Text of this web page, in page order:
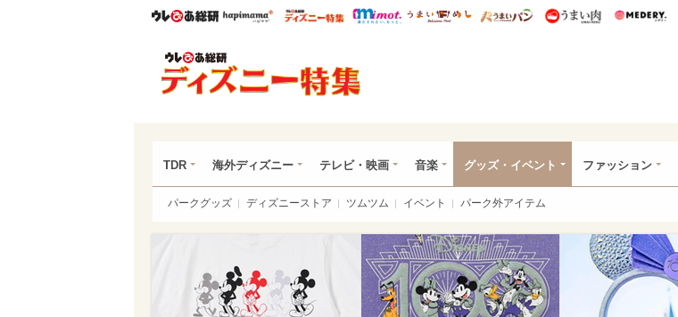
ウレぴあ総研ハピママ* ウレぴあ総研 ディズニー特集
mimot. うまいめし うまいパン うまい肉
TDR 海外ディズニー テレビ・映画 音楽 グッズ・イベント ファッション
パークグッズ ディズニーストア ツムツム イベント パーク外アイテム